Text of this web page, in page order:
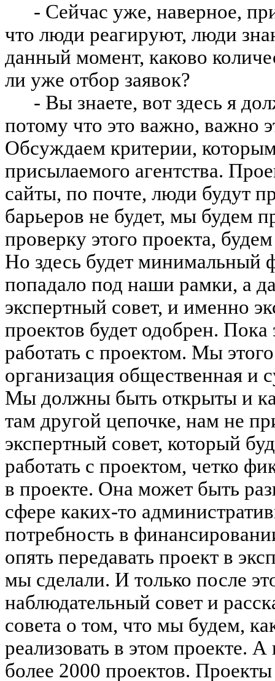
- Сейчас уже, наверное,
что люди реагируют, люди
данный момент, каково
ли уже отбор заявок?
- Вы знаете, вот здесь я
потому что это важно, важно
Обсуждаем критерии,
присылаемого агентства.
сайты, по почте, люди будут
барьеров не будет, мы будем
проверку этого проекта,
Но здесь будет минимальный
попадало под наши рамки, а
экспертный совет, и именно
проектов будет одобрен.
работать с проектом. Мы
организация общественная и
Мы должны быть открыты и
там другой цепочке, нам не
экспертный совет, который
работать с проектом, четко
в проекте. Она может быть
сфере каких-то
потребность в
опять передавать проект в
мы сделали. И только после
наблюдательный совет и
совета о том, что мы будем,
реализовать в этом проекте.
более 2000 проектов.